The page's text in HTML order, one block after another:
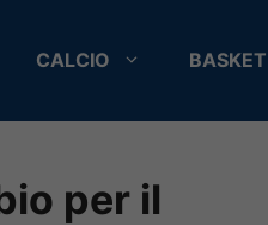
CALCIO BASKET
per il